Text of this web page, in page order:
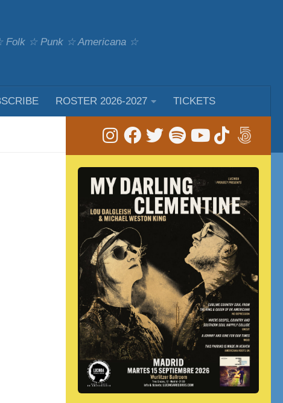
Folk ☆ Punk ☆ Americana ☆
ROSTER 2026-2027 TICKETS